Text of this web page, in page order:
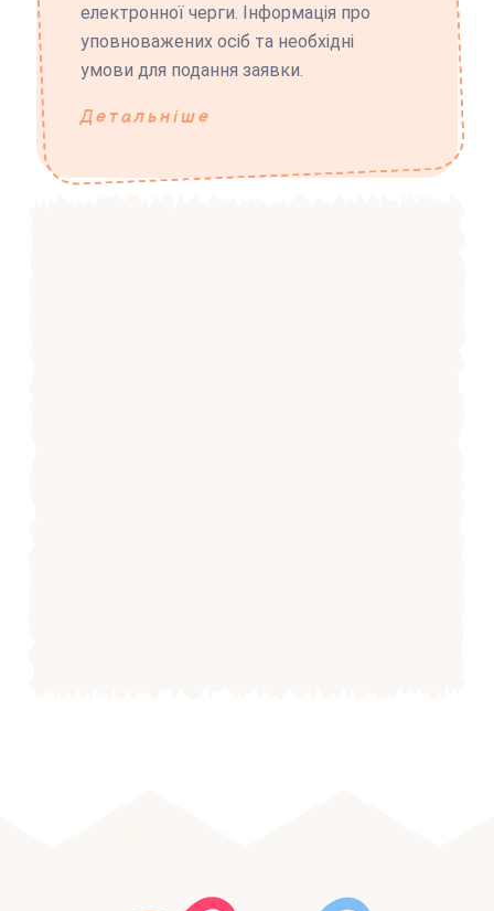
електронної черги. Інформація про
уповноважених осіб та необхідні
умови для подання заявки.
Детальніше